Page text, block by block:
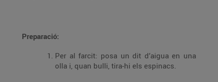
Preparació:
Per al farcit: posa un dit d’aigua en una
olla i, quan bulli, tira-hi els espinacs.